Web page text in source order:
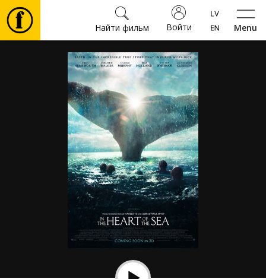
Menu
Войти
Найти фильм
Фильмы
Культура
Мероприятия